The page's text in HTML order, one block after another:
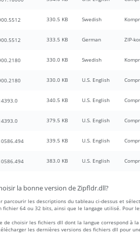
330.5 KB Swedish
333.5 KB German ZIP-
330.0 KB Swedish
330.0 KB U.S. English
340.5 KB U.S. English
379.5 KB U.S. English
339.5 KB U.S. English
383.0 KB U.S. English
la bonne version de Zipfldr.dll?
parcourir les descriptions du tableau ci-dessus et
fichier 64 ou 32 bits, ainsi que le langage utilisé. Pour
de choisir les fichiers dll dont la langue correspond à
les dernières versions des fichiers dll pour